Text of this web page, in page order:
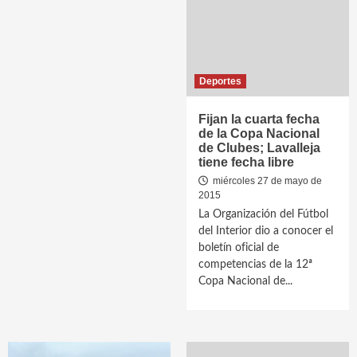
Deportes
Fijan la cuarta fecha
de la Copa Nacional
de Clubes; Lavalleja
tiene fecha libre
miércoles 27 de mayo de
2015
La Organización del Fútbol
del Interior dio a conocer el
boletín oficial de
competencias de la 12ª
Copa Nacional de...